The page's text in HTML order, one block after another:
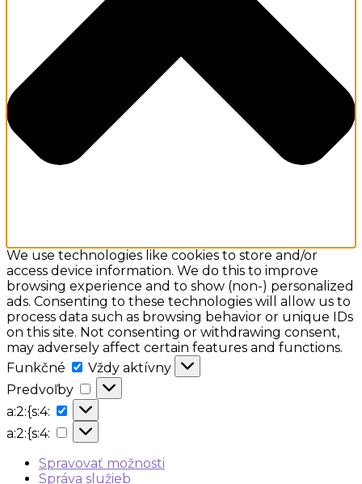
We use technologies like cookies to store and/or
access device information. We do this to improve
browsing experience and to show (non-) personalized
ads. Consenting to these technologies will allow us to
process data such as browsing behavior or unique IDs
on this site. Not consenting or withdrawing consent,
may adversely affect certain features and functions.
Funkčné
Funkčné
Vždy aktívny
Predvoľby
Predvoľby
a:2:{s:4:
a:2:
{s:4:
a:2:{s:4:
a:2:
{s:4:
Spravovať možnosti
Správa služieb